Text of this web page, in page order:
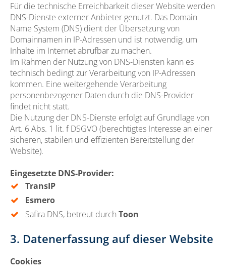
Für die technische Erreichbarkeit dieser Website werden
DNS-Dienste externer Anbieter genutzt. Das Domain
Name System (DNS) dient der Übersetzung von
Domainnamen in IP-Adressen und ist notwendig, um
Inhalte im Internet abrufbar zu machen.
Im Rahmen der Nutzung von DNS-Diensten kann es
technisch bedingt zur Verarbeitung von IP-Adressen
kommen. Eine weitergehende Verarbeitung
personenbezogener Daten durch die DNS-Provider
findet nicht statt.
Die Nutzung der DNS-Dienste erfolgt auf Grundlage von
Art. 6 Abs. 1 lit. f DSGVO (berechtigtes Interesse an einer
sicheren, stabilen und effizienten Bereitstellung der
Website).
Eingesetzte DNS-Provider:
TransIP
Esmero
Safira DNS, betreut durch Toon
3. Datenerfassung auf dieser Website
Cookies